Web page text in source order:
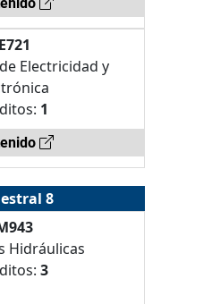
Electricidad y
1
8
Hidráulicas
3